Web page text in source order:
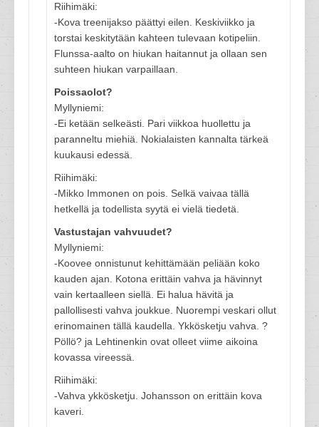
Riihimäki:
-Kova treenijakso päättyi eilen. Keskiviikko ja
torstai keskitytään kahteen tulevaan kotipeliin.
Flunssa-aalto on hiukan haitannut ja ollaan sen
suhteen hiukan varpaillaan.
Poissaolot?
Myllyniemi:
-Ei ketään selkeästi. Pari viikkoa huollettu ja
paranneltu miehiä. Nokialaisten kannalta tärkeä
kuukausi edessä.
Riihimäki:
-Mikko Immonen on pois. Selkä vaivaa tällä
hetkellä ja todellista syytä ei vielä tiedetä.
Vastustajan vahvuudet?
Myllyniemi:
-Koovee onnistunut kehittämään peliään koko
kauden ajan. Kotona erittäin vahva ja hävinnyt
vain kertaalleen siellä. Ei halua hävitä ja
pallollisesti vahva joukkue. Nuorempi veskari ollut
erinomainen tällä kaudella. Ykkösketju vahva. ?
Pöllö? ja Lehtinenkin ovat olleet viime aikoina
kovassa vireessä.
Riihimäki:
-Vahva ykkösketju. Johansson on erittäin kova
kaveri.